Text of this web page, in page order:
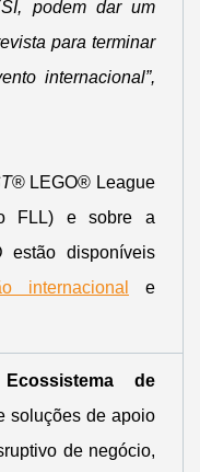
podem dar um
para terminar
internacional”,
® LEGO® League
FLL) e sobre a
estão disponíveis
internacional
e
de
soluções de apoio
de negócio,